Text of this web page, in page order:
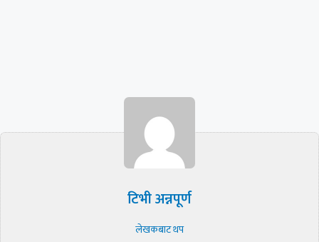
टिभी अन्नपूर्ण
लेखकबाट थप